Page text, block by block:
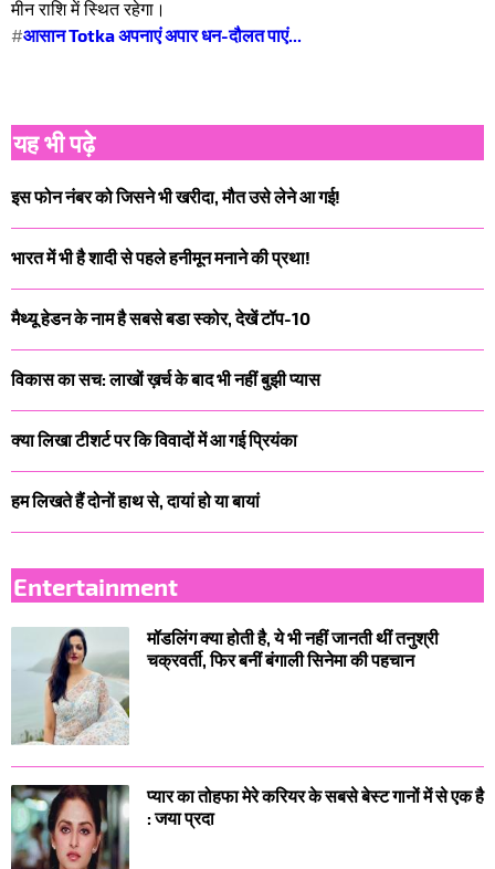
मीन राशि में स्थित रहेगा।
#आसान Totka अपनाएं अपार धन-दौलत पाएं...
यह भी पढ़े
इस फोन नंबर को जिसने भी खरीदा, मौत उसे लेने आ गई!
भारत में भी है शादी से पहले हनीमून मनाने की प्रथा!
मैथ्यू हेडन के नाम है सबसे बडा स्कोर, देखें टॉप-10
विकास का सच: लाखों ख़र्च के बाद भी नहीं बुझी प्यास
क्या लिखा टीशर्ट पर कि विवादों में आ गई प्रियंका
हम लिखते हैं दोनों हाथ से, दायां हो या बायां
Entertainment
मॉडलिंग क्या होती है, ये भी नहीं जानती थीं तनुश्री
चक्रवर्ती, फिर बनीं बंगाली सिनेमा की पहचान
प्यार का तोहफा मेरे करियर के सबसे बेस्ट गानों में से एक है
: जया प्रदा